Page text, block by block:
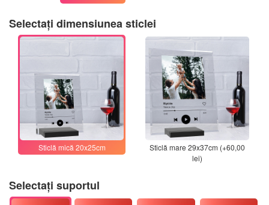
Selectați dimensiunea sticlei
Sticlă mică 20x25cm
Sticlă mare 29x37cm (+60,00
lei)
Selectați suportul